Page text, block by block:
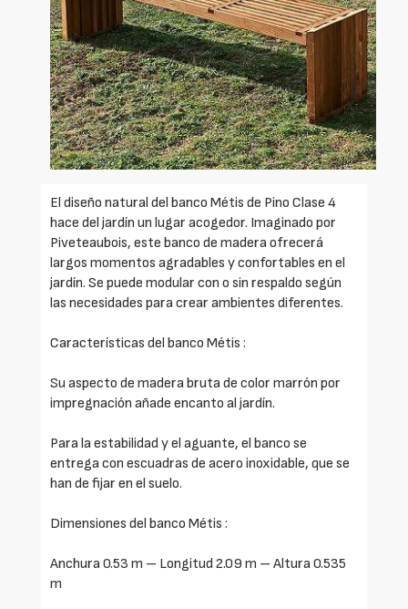
El diseño natural del banco Métis de Pino Clase 4
hace del jardín un lugar acogedor. Imaginado por
Piveteaubois, este banco de madera ofrecerá
largos momentos agradables y confortables en el
jardín. Se puede modular con o sin respaldo según
las necesidades para crear ambientes diferentes.
Características del banco Métis :
Su aspecto de madera bruta de color marrón por
impregnación añade encanto al jardín.
Para la estabilidad y el aguante, el banco se
entrega con escuadras de acero inoxidable, que se
han de fijar en el suelo.
Dimensiones del banco Métis :
Anchura 0.53 m – Longitud 2.09 m – Altura 0.535
m